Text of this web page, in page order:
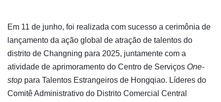
Em 11 de junho, foi realizada com sucesso a cerimônia de
lançamento da ação global de atração de talentos do
distrito de Changning para 2025, juntamente com a
atividade de aprimoramento do Centro de Serviços One-
stop para Talentos Estrangeiros de Hongqiao. Líderes do
Comitê Administrativo do Distrito Comercial Central